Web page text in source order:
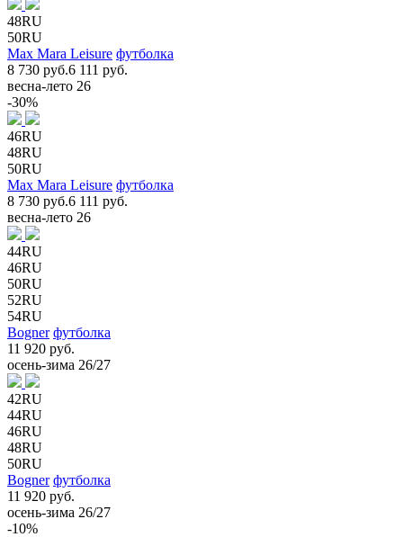
48RU
50RU
Max Mara Leisure футболка
8 730 руб.6 111 руб.
весна-лето 26
-30%
46RU
48RU
50RU
Max Mara Leisure футболка
8 730 руб.6 111 руб.
весна-лето 26
44RU
46RU
50RU
52RU
54RU
Bogner футболка
11 920 руб.
осень-зима 26/27
42RU
44RU
46RU
48RU
50RU
Bogner футболка
11 920 руб.
осень-зима 26/27
-10%